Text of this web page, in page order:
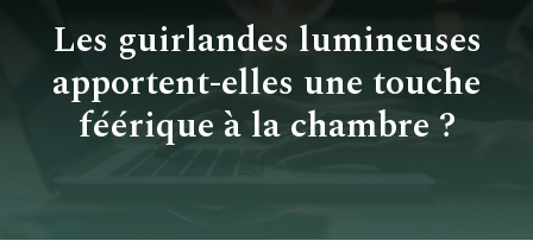
Les guirlandes lumineuses
apportent-elles une touche
féérique à la chambre ?